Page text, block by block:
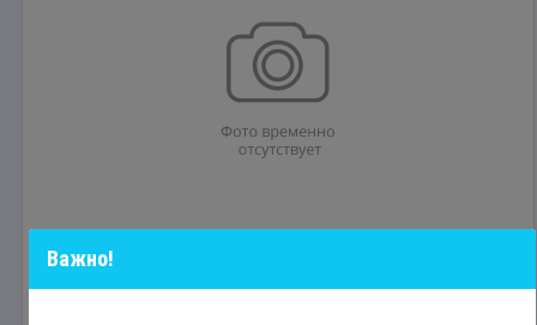
Тонкогубцы 200мм ВОЛАТ. арт.23030-20
Важно!